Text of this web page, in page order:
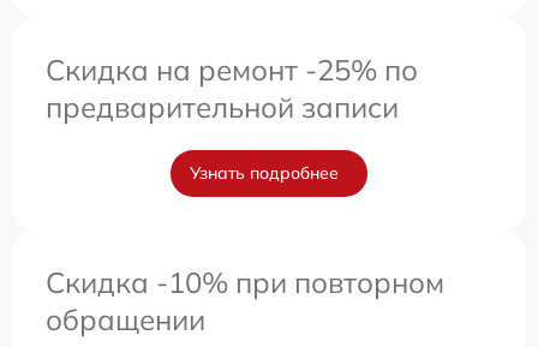
Скидка на ремонт -25% по
предварительной записи
Узнать подробнее
Скидка -10% при повторном
обращении